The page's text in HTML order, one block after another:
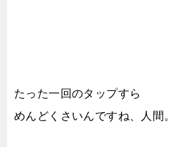
たった一回のタップすら
めんどくさいんですね、人間。